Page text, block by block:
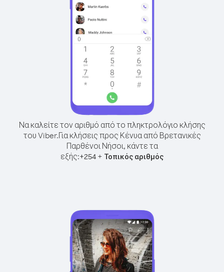
Να καλείτε τον αριθμό από το πληκτρολόγιο κλήσης
του Viber.Για κλήσεις προς Κένυα από Βρετανικές
Παρθένοι Νήσοι, κάντε τα
εξής:+254 + Τοπικός αριθμός